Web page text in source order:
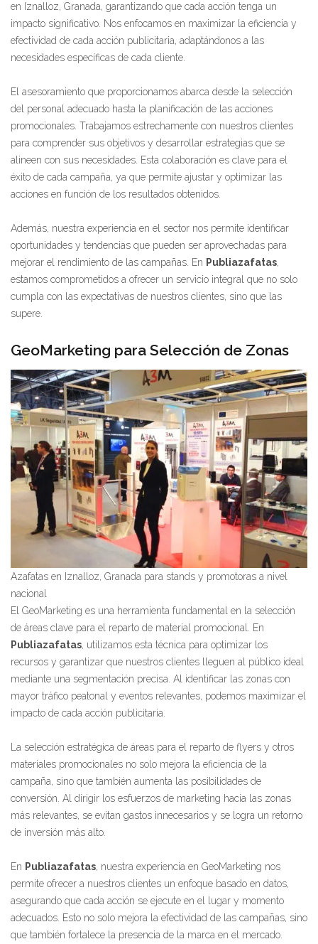
en Iznalloz, Granada, garantizando que cada acción tenga un
impacto significativo. Nos enfocamos en maximizar la eficiencia y
efectividad de cada acción publicitaria, adaptándonos a las
necesidades específicas de cada cliente.
El asesoramiento que proporcionamos abarca desde la selección
del personal adecuado hasta la planificación de las acciones
promocionales. Trabajamos estrechamente con nuestros clientes
para comprender sus objetivos y desarrollar estrategias que se
alineen con sus necesidades. Esta colaboración es clave para el
éxito de cada campaña, ya que permite ajustar y optimizar las
acciones en función de los resultados obtenidos.
Además, nuestra experiencia en el sector nos permite identificar
oportunidades y tendencias que pueden ser aprovechadas para
mejorar el rendimiento de las campañas. En Publiazafatas,
estamos comprometidos a ofrecer un servicio integral que no solo
cumpla con las expectativas de nuestros clientes, sino que las
supere.
GeoMarketing para Selección de Zonas
Azafatas en Iznalloz, Granada para stands y promotoras a nivel
nacional
El GeoMarketing es una herramienta fundamental en la selección
de áreas clave para el reparto de material promocional. En
Publiazafatas , utilizamos esta técnica para optimizar los
recursos y garantizar que nuestros clientes lleguen al público ideal
mediante una segmentación precisa. Al identificar las zonas con
mayor tráfico peatonal y eventos relevantes, podemos maximizar el
impacto de cada acción publicitaria.
La selección estratégica de áreas para el reparto de flyers y otros
materiales promocionales no solo mejora la eficiencia de la
campaña, sino que también aumenta las posibilidades de
conversión. Al dirigir los esfuerzos de marketing hacia las zonas
más relevantes, se evitan gastos innecesarios y se logra un retorno
de inversión más alto.
En Publiazafatas , nuestra experiencia en GeoMarketing nos
permite ofrecer a nuestros clientes un enfoque basado en datos,
asegurando que cada acción se ejecute en el lugar y momento
adecuados. Esto no solo mejora la efectividad de las campañas, sino
que también fortalece la presencia de la marca en el mercado.